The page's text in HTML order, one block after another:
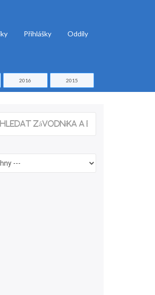
Přihlášky Oddíly
2016 2015